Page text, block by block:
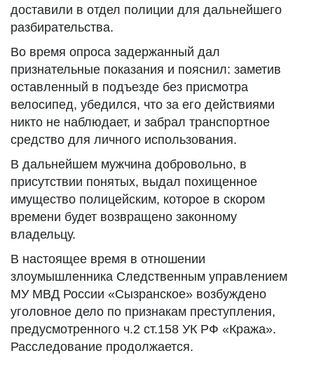
доставили в отдел полиции для дальнейшего
разбирательства.
Во время опроса задержанный дал
признательные показания и пояснил: заметив
оставленный в подъезде без присмотра
велосипед, убедился, что за его действиями
никто не наблюдает, и забрал транспортное
средство для личного использования.
В дальнейшем мужчина добровольно, в
присутствии понятых, выдал похищенное
имущество полицейским, которое в скором
времени будет возвращено законному
владельцу.
В настоящее время в отношении
злоумышленника Следственным управлением
МУ МВД России «Сызранское» возбуждено
уголовное дело по признакам преступления,
предусмотренного ч.2 ст.158 УК РФ «Кража».
Расследование продолжается.